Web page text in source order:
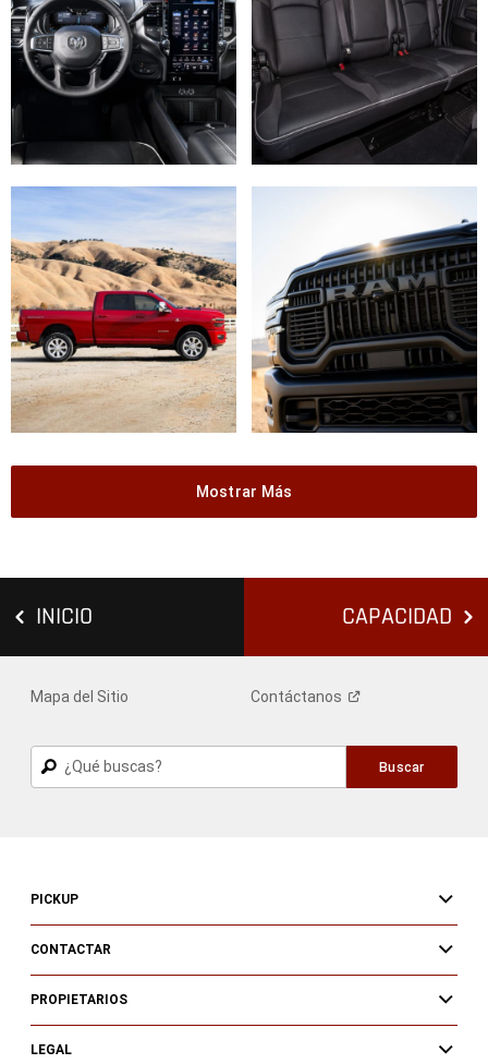
Mostrar Más
INICIO CAPACIDAD
Mapa del Sitio Contáctanos
Buscar
Buscar
PICKUP
CONTACTAR
PROPIETARIOS
LEGAL